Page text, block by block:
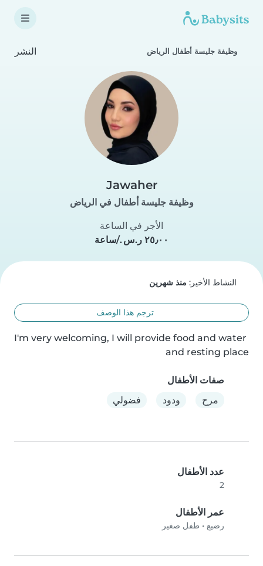
وظيفة جليسة أطفال الرياض النشر
Jawaher
وظيفة جليسة أطفال في الرياض
الأجر في الساعة
النشاط الأخير: منذ شهرين
ترجم هذا الوصف
I'm very welcoming, I will provide food and water
and resting place
صفات الأطفال
مرح
ودود فضولي
عدد الأطفال
2
عمر الأطفال
رضيع • طفل صغير